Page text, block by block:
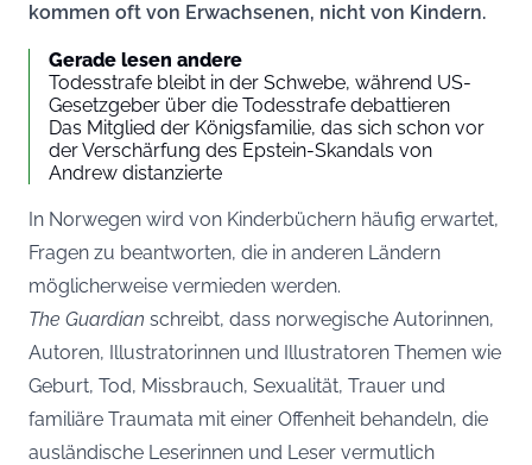
kommen oft von Erwachsenen, nicht von Kindern.
Gerade lesen andere
Todesstrafe bleibt in der Schwebe, während US-
Gesetzgeber über die Todesstrafe debattieren
Das Mitglied der Königsfamilie, das sich schon vor
der Verschärfung des Epstein-Skandals von
Andrew distanzierte
In Norwegen wird von Kinderbüchern häufig erwartet,
Fragen zu beantworten, die in anderen Ländern
möglicherweise vermieden werden.
The Guardian schreibt, dass norwegische Autorinnen,
Autoren, Illustratorinnen und Illustratoren Themen wie
Geburt, Tod, Missbrauch, Sexualität, Trauer und
familiäre Traumata mit einer Offenheit behandeln, die
ausländische Leserinnen und Leser vermutlich